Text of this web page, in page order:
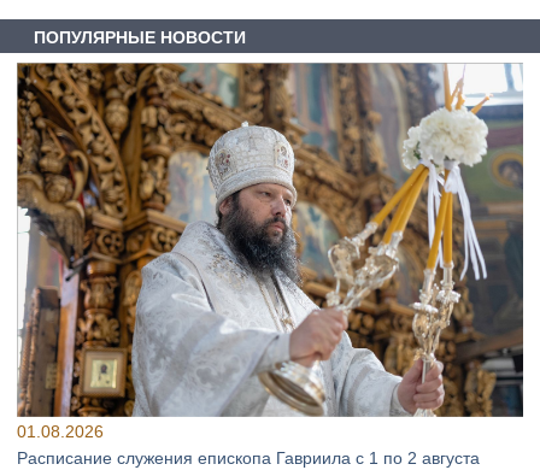
ПОПУЛЯРНЫЕ НОВОСТИ
01.08.2026
Расписание служения епископа Гавриила с 1 по 2 августа